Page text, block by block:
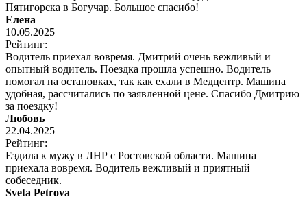
Пятигорска в Богучар. Большое спасибо!
Елена
10.05.2025
Рейтинг:
Водитель приехал вовремя. Дмитрий очень вежливый и
опытный водитель. Поездка прошла успешно. Водитель
помогал на остановках, так как ехали в Медцентр. Машина
удобная, рассчитались по заявленной цене. Спасибо Дмитрию
за поездку!
Любовь
22.04.2025
Рейтинг:
Ездила к мужу в ЛНР с Ростовской области. Машина
приехала вовремя. Водитель вежливый и приятный
собеседник.
Sveta Petrova